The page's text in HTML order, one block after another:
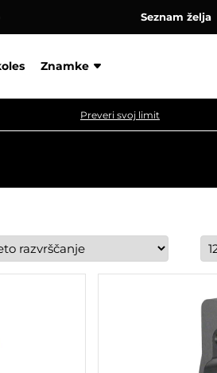
Seznam želja
Znamke
Preveri svoj limit